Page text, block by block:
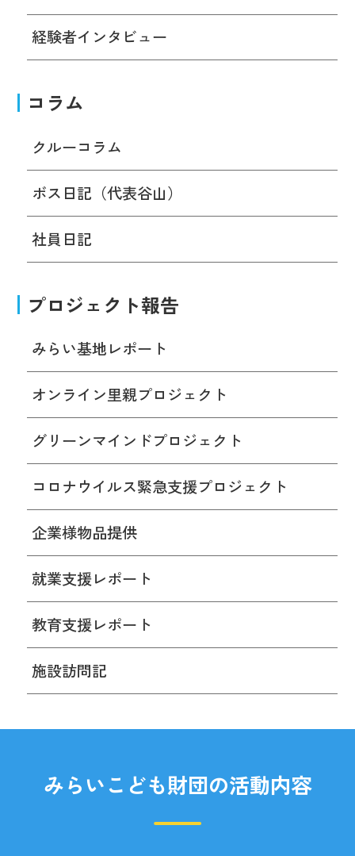
経験者インタビュー
コラム
クルーコラム
ボス日記（代表谷山）
社員日記
プロジェクト報告
みらい基地レポート
オンライン里親プロジェクト
グリーンマインドプロジェクト
コロナウイルス緊急支援プロジェクト
企業様物品提供
就業支援レポート
教育支援レポート
施設訪問記
みらいこども財団の活動内容